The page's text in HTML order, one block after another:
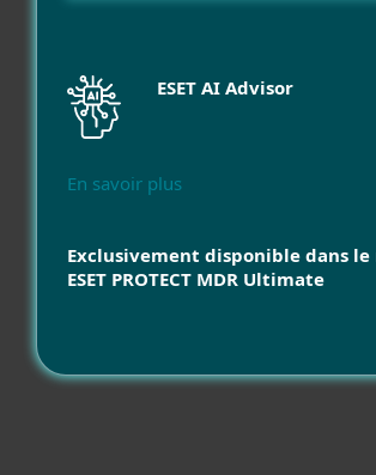
ESET AI Advisor
En savoir plus
Exclusivement disponible dans le
ESET PROTECT MDR Ultimate